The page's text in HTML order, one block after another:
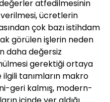
atfedilmesinin
verilmesi, ücretlerin
çok bazı istihdam
görülen işlerin neden
daha değersiz
gerektiği ortaya
ilgili tanımların makro
geri kalmış, modern-